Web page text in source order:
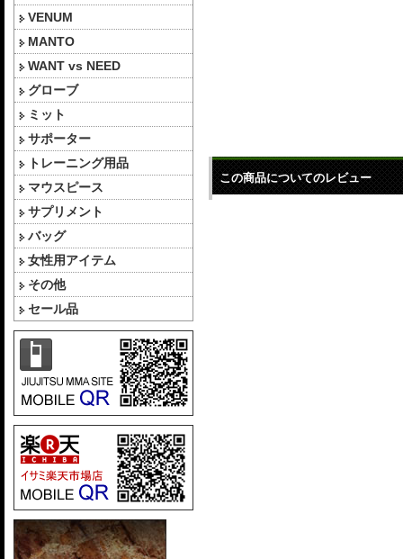
VENUM
MANTO
WANT vs NEED
グローブ
ミット
サポーター
トレーニング用品
マウスピース
サプリメント
バッグ
女性用アイテム
その他
セール品
この商品についてのレビュー